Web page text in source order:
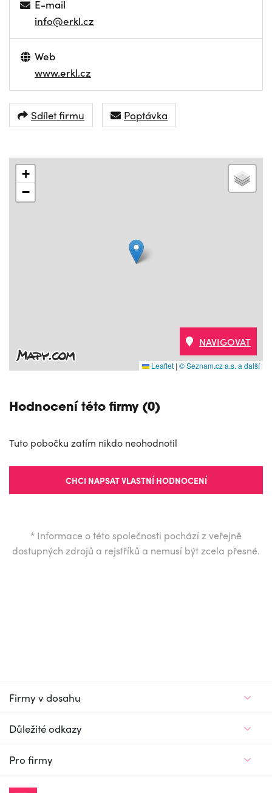
E-mail
info@erkl.cz
Web
www.erkl.cz
Sdílet firmu Poptávka
+
−
Leaflet | © Seznam.cz a.s. a další
NAVIGOVAT
Hodnocení této firmy (0)
Tuto pobočku zatím nikdo neohodnotil
CHCI NAPSAT VLASTNÍ HODNOCENÍ
* Informace o této společnosti pochází z veřejně
dostupných zdrojů a rejstříků a nemusí být zcela přesné.
Firmy v dosahu
Důležité odkazy
Pro firmy